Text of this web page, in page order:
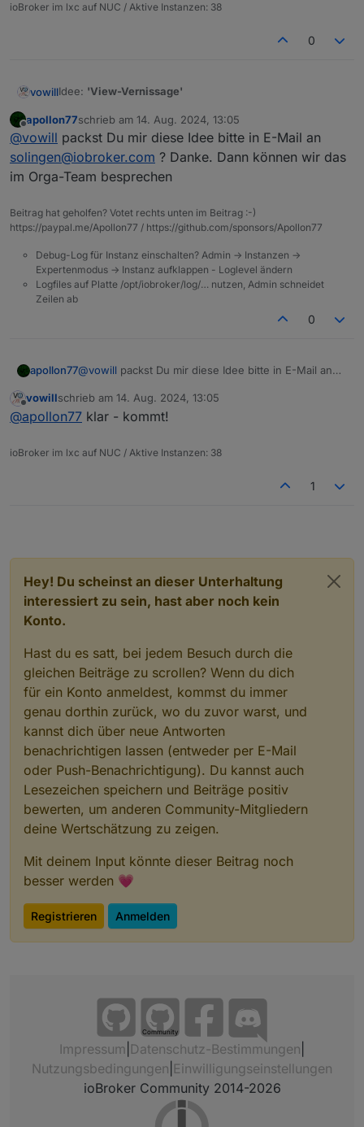
ioBroker im lxc auf NUC / Aktive Instanzen: 38
0
vowillIdee: 'View-Vernissage'
Liebes Orga-Team,
sicher hat jeder Teilnehmende des Usertreffens Views
mit Vis, Jarvis etc. auf seinem/ihrem System am Laufen.
Daher wäre es super, wenn ihr beim Treffen eine oder
mehrere Wände oder Metaplantafeln im Saal oder im
Teilnehmende einen Ausdruck ihrer Views anpinnen
können. Eine solche 'Vernissage' wäre für die anderen
Ideen und Anregungen, und es dürfte auch zu vielen
Gespräche zwischen den Teilnehmenden führen.
Das Ganze kann natürlich 'geordnet' werden. Zum
(3?) in welchem Format (DIN A4?) maximal von einem
sich darauf eine Kontaktadresse befinden darf/soll.
im Saal mit eigenem Log-In und Kontaktdaten plant, wäre
das natürlich auch eine gute Plattform für den
Offline
apollon77schrieb am 14. Aug. 2024, 13:05
zuletzt editiert von
@vowill packst Du mir diese Idee bitte in E-Mail an
solingen@iobroker.com ? Danke. Dann können wir das
im Orga-Team besprechen
Beitrag hat geholfen? Votet rechts unten im Beitrag :-)
https://paypal.me/Apollon77 / https://github.com/sponsors/Apollon77
Debug-Log für Instanz einschalten? Admin -> Instanzen ->
Expertenmodus -> Instanz aufklappen - Loglevel ändern
Logfiles auf Platte /opt/iobroker/log/… nutzen, Admin schneidet
Zeilen ab
0
apollon77@vowill packst Du mir diese Idee bitte in E-Mail an
das im Orga-Team besprechen
Offline
vowillschrieb am 14. Aug. 2024, 13:05
zuletzt editiert von
@apollon77 klar - kommt!
ioBroker im lxc auf NUC / Aktive Instanzen: 38
1
Hey! Du scheinst an dieser Unterhaltung
interessiert zu sein, hast aber noch kein
Konto.
Hast du es satt, bei jedem Besuch durch die
gleichen Beiträge zu scrollen? Wenn du dich
für ein Konto anmeldest, kommst du immer
genau dorthin zurück, wo du zuvor warst, und
kannst dich über neue Antworten
benachrichtigen lassen (entweder per E-Mail
oder Push-Benachrichtigung). Du kannst auch
Lesezeichen speichern und Beiträge positiv
bewerten, um anderen Community-Mitgliedern
deine Wertschätzung zu zeigen.
Mit deinem Input könnte dieser Beitrag noch
besser werden 💗
Registrieren Anmelden
Community
Impressum Datenschutz-Bestimmungen
Nutzungsbedingungen Einwilligungseinstellungen
ioBroker Community 2014-2026